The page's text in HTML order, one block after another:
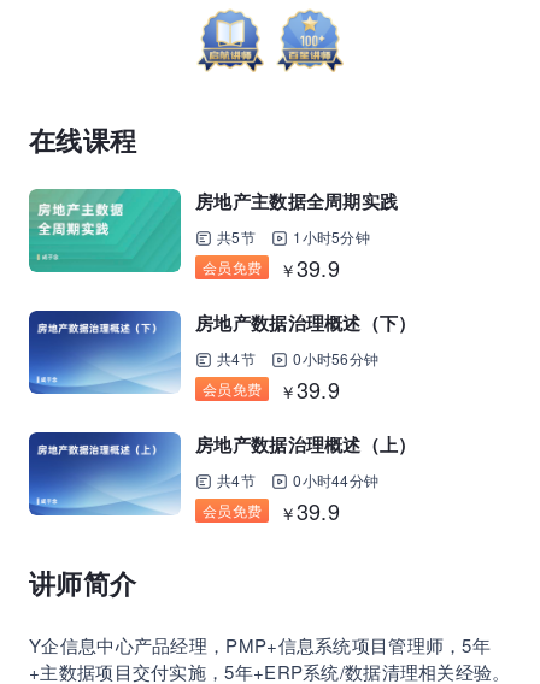
AI职场发展实战课：深度解读AI在不同职业场景下
的业务赋能
🔥精选10门AI王牌课：助你成功入行AI岗位，🚀
三节课X工信部AI岗位能力认证 · 全国合伙人招
募！
在线课程
房地产主数据全周期实践
共5节
1小时5分钟
会员免费
￥39.9
房地产数据治理概述（下）
共4节
0小时56分钟
会员免费
￥39.9
房地产数据治理概述（上）
共4节
0小时44分钟
会员免费
￥39.9
讲师简介
Y企信息中心产品经理，PMP+信息系统项目管理师，5年
+主数据项目交付实施，5年+ERP系统/数据清理相关经验。